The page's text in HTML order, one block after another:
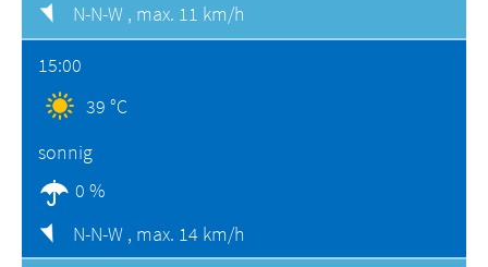
N-N-W , max. 11 km/h
15:00
39 °C
sonnig
0 %
N-N-W , max. 14 km/h